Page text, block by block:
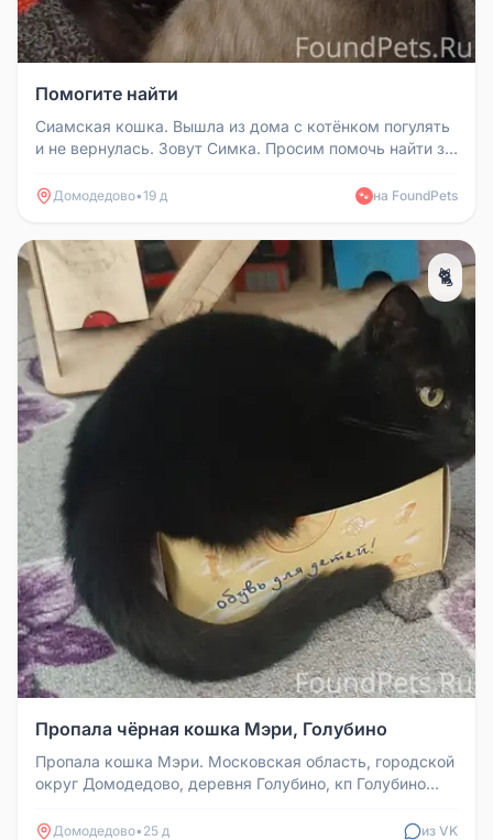
Помогите найти
Сиамская кошка. Вышла из дома с котёнком погулять
и не вернулась. Зовут Симка. Просим помочь найти за
Домодедово•19 д 🐾 на FoundPets
🐈
Пропала чёрная кошка Мэри, Голубино
Пропала кошка Мэри. Московская область, городской
округ Домодедово, деревня Голубино, кп Голубино
Домодедово• 25 д из VK